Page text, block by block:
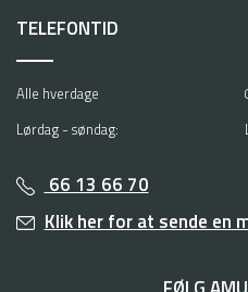
TELEFONTID
Alle hverdage
Lørdag - søndag:
66 13 66 70
Klik her for at sende en